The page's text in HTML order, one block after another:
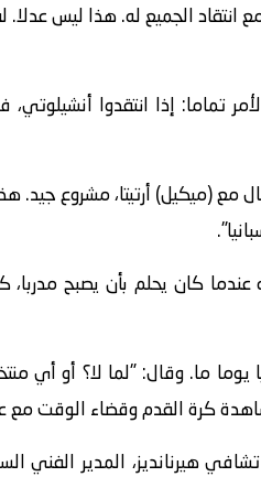
الجميع له. هذا ليس عدلا.
تماما: إذا انتقدوا
مع (ميكيل) أرتيتا، مشروع
كان يحلم بأن يصبح
يوما ما. وقال: "لما لا؟
كرة القدم وقضاء الوقت مع
هيرنانديز، المدير الفني